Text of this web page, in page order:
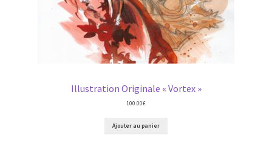
Illustration Originale « Vortex »
100.00€
Ajouter au panier